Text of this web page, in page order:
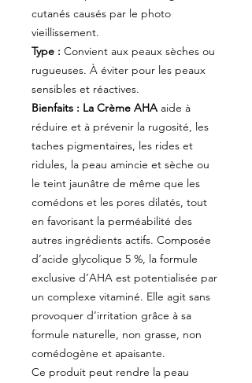
cutanés causés par le photo
vieillissement.
Type : Convient aux peaux sèches ou
rugueuses. À éviter pour les peaux
sensibles et réactives.
Bienfaits : La Crème AHA aide à
réduire et à prévenir la rugosité, les
taches pigmentaires, les rides et
ridules, la peau amincie et sèche ou
le teint jaunâtre de même que les
comédons et les pores dilatés, tout
en favorisant la perméabilité des
autres ingrédients actifs. Composée
d’acide glycolique 5 %, la formule
exclusive d’AHA est potentialisée par
un complexe vitaminé. Elle agit sans
provoquer d’irritation grâce à sa
formule naturelle, non grasse, non
comédogène et apaisante.
Ce produit peut rendre la peau